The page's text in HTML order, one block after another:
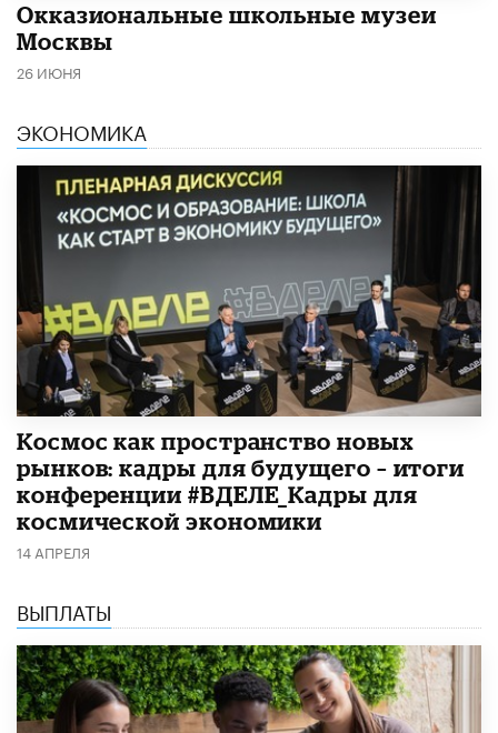
​Окказиональные школьные музеи
Москвы
26 ИЮНЯ
ЭКОНОМИКА
Космос как пространство новых
рынков: кадры для будущего – итоги
конференции #ВДЕЛЕ_Кадры для
космической экономики
14 АПРЕЛЯ
ВЫПЛАТЫ